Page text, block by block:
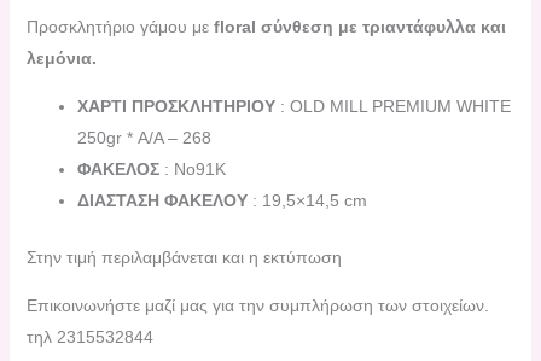
Προσκλητήριο γάμου με floral σύνθεση με τριαντάφυλλα και
λεμόνια.
ΧΑΡΤΙ ΠΡΟΣΚΛΗΤΗΡΙΟΥ: OLD MILL PREMIUM WHITE
250gr * Α/Α – 268
ΦΑΚΕΛΟΣ: Νο91K
ΔΙΑΣΤΑΣΗ ΦΑΚΕΛΟΥ: 19,5×14,5 cm
Στην τιμή περιλαμβάνεται και η εκτύπωση
Επικοινωνήστε μαζί μας για την συμπλήρωση των στοιχείων.
τηλ 2315532844